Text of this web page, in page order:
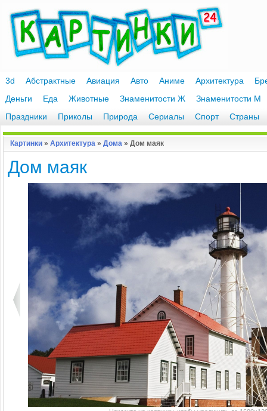
3d Абстрактные Авиация Авто Аниме Архитектура
Деньги
Еда Животные Знаменитости Ж
Знаменитости М
Праздники
Приколы Природа Сериалы Спорт Страны
Картинки » Архитектура » Дома » Дом маяк
Дом маяк